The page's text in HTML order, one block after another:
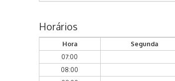
Horários
Hora Segunda
07:00
08:00